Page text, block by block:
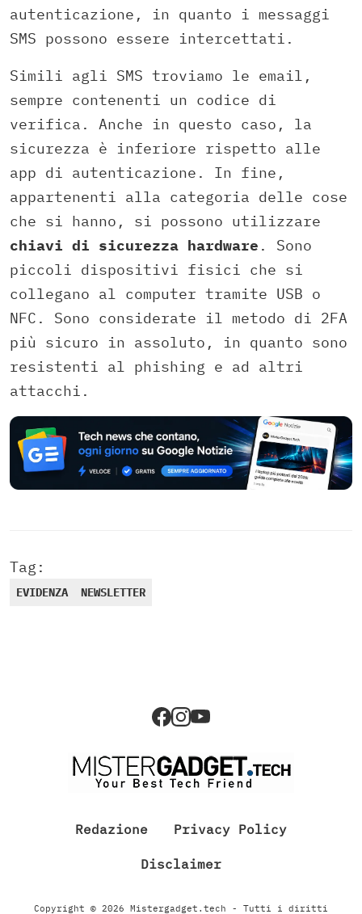
autenticazione, in quanto i messaggi
SMS possono essere intercettati.
Simili agli SMS troviamo le email,
sempre contenenti un codice di
verifica. Anche in questo caso, la
sicurezza è inferiore rispetto alle
app di autenticazione. In fine,
appartenenti alla categoria delle cose
che si hanno, si possono utilizzare
chiavi di sicurezza hardware . Sono
piccoli dispositivi fisici che si
collegano al computer tramite USB o
NFC. Sono considerate il metodo di 2FA
più sicuro in assoluto, in quanto sono
resistenti al phishing e ad altri
attacchi.
Tag:
EVIDENZA NEWSLETTER
Redazione Privacy Policy
Disclaimer
Copyright © 2026 Mistergadget.tech - Tutti i diritti